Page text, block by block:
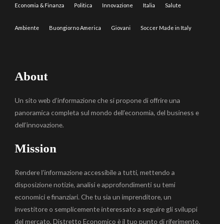
Economia & Finanza Politica Innovazione Italia Salute
Ambiente Buongiorno America Giovani Soccer Made in Italy
About
Un sito web d’informazione che si propone di offrire una
panoramica completa sul mondo dell’economia, del business e
dell’innovazione.
Mission
Rendere l’informazione accessibile a tutti, mettendo a
disposizione notizie, analisi e approfondimenti su temi
economici e finanziari. Che tu sia un imprenditore, un
investitore o semplicemente interessato a seguire gli sviluppi
del mercato, Distretto Economico è il tuo punto di riferimento.